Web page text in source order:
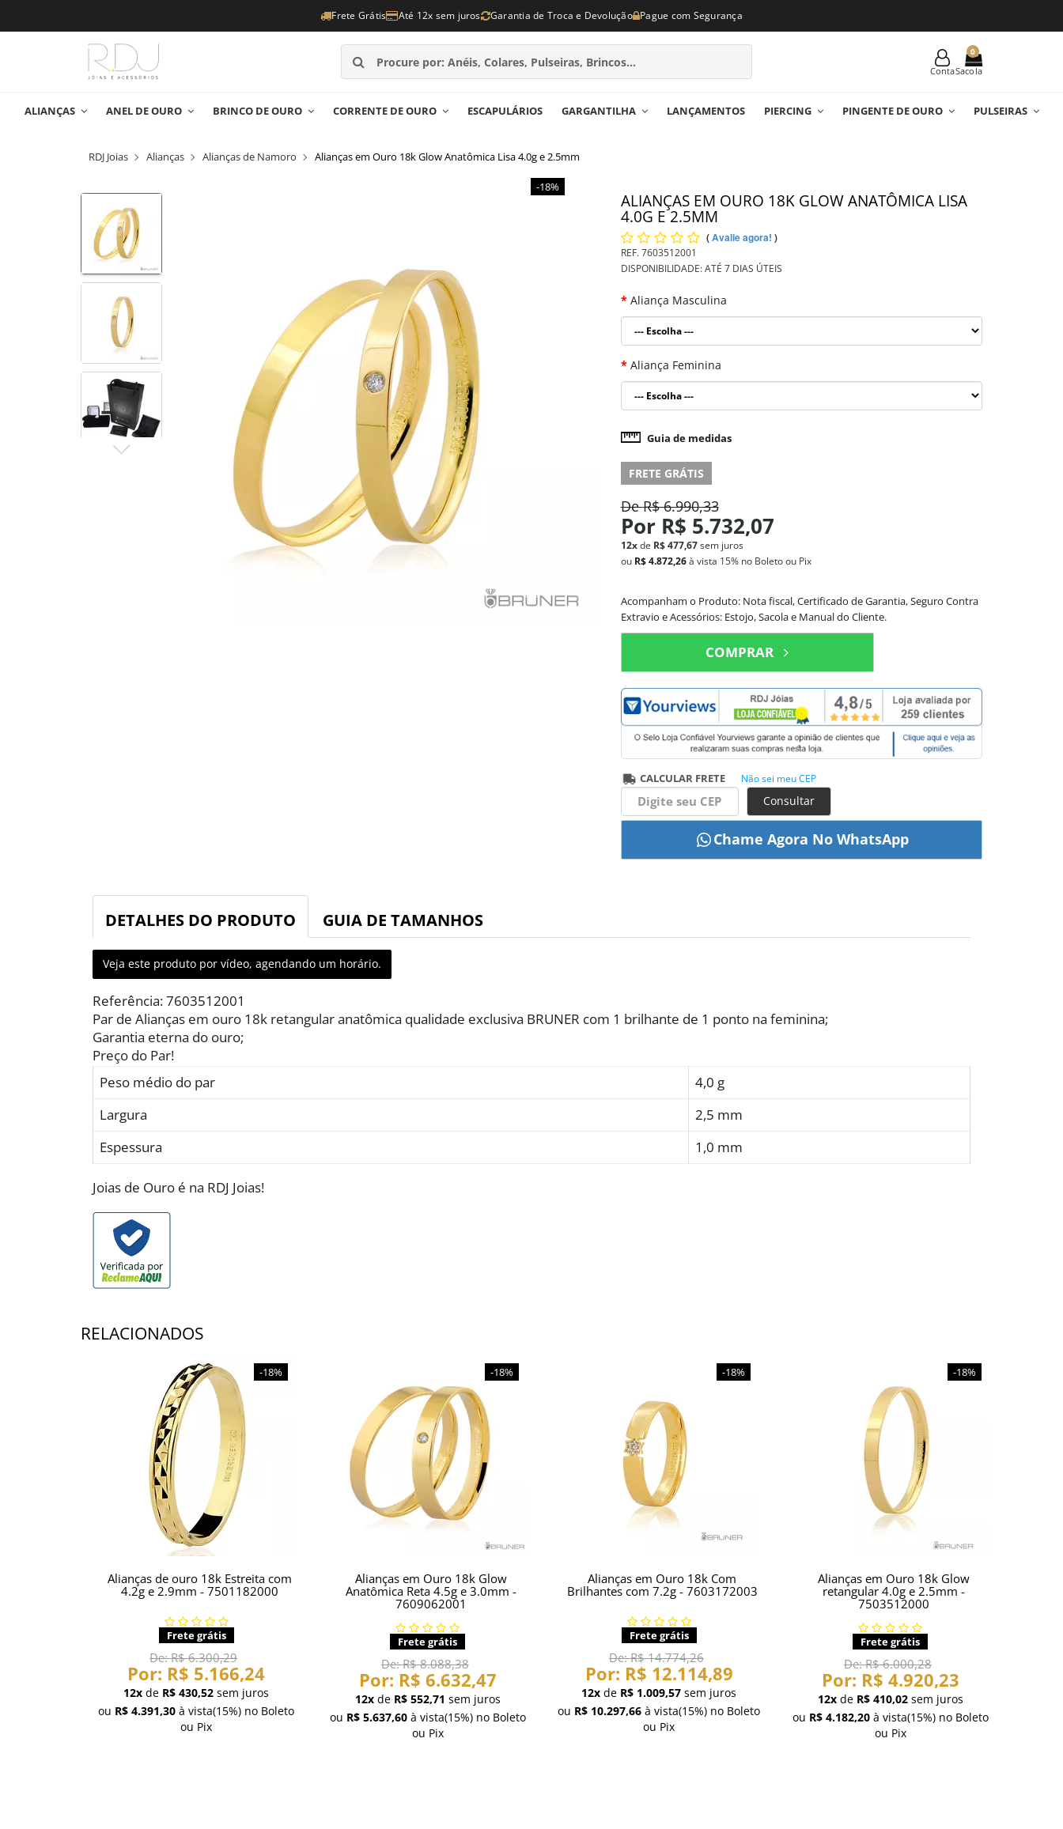
Frete Grátis Até 12x sem juros Garantia de Troca e Devolução Pague com Segurança
Conta
0
ALIANÇAS ANEL DE OURO BRINCO DE OURO CORRENTE DE OURO ESCAPULÁRIOS GARGANTILHA LANÇAMENTOS PIERCING PINGENTE DE OURO PULSEIRAS
RDJ Joias Alianças Alianças de Namoro Alianças em Ouro 18k Glow Anatômica Lisa 4.0g e 2.5mm
-18%
ALIANÇAS EM OURO 18K GLOW ANATÔMICA LISA
4.0G E 2.5MM
(Avalie agora! )
REF.7603512001
DISPONIBILIDADE:ATÉ 7 DIAS ÚTEIS
Aliança Masculina
Aliança Feminina
Guia de medidas
FRETE GRÁTIS
DeR$ 6.990,33
Por R$ 5.732,07
12xde R$ 477,67 sem juros
ou R$ 4.872,26 à vista 15% no Boleto ou Pix
Acompanham o Produto: Nota fiscal, Certificado de Garantia, Seguro Contra
Extravio e Acessórios: Estojo, Sacola e Manual do Cliente.
COMPRAR
CALCULAR FRETE Não sei meu CEP
Consultar
DETALHES DO PRODUTO GUIA DE TAMANHOS
Veja este produto por vídeo, agendando um horário.
Referência: 7603512001
Par de Alianças em ouro 18k retangular anatômica qualidade exclusiva BRUNER com 1 brilhante de 1 ponto na feminina;
Garantia eterna do ouro;
Preço do Par!
Peso médio do par
4,0 g
Largura
2,5 mm
Espessura
1,0 mm
Joias de Ouro é na RDJ Joias!
RELACIONADOS
-18%
Alianças de ouro 18k Estreita com
4.2g e 2.9mm - 7501182000
Frete grátis
De:R$ 6.300,29
Por: R$ 5.166,24
12x de R$ 430,52 sem juros
ou R$ 4.391,30 à vista(15%) no Boleto
ou Pix
-18%
Alianças em Ouro 18k Glow
Anatômica Reta 4.5g e 3.0mm -
7609062001
Frete grátis
De:R$ 8.088,38
Por: R$ 6.632,47
12xde R$ 552,71 sem juros
ou R$ 5.637,60à vista(15%)no Boleto
ou Pix
-18%
Alianças em Ouro 18k Com
Brilhantes com 7.2g - 7603172003
Frete grátis
De:R$ 14.774,26
Por: R$ 12.114,89
12x de R$ 1.009,57 sem juros
ou R$ 10.297,66 à vista(15%) no Boleto
ou Pix
-18%
Alianças em Ouro 18k Glow
retangular 4.0g e 2.5mm -
7503512000
Frete grátis
De:R$ 6.000,28
Por: R$ 4.920,23
12xde R$ 410,02 sem juros
ou R$ 4.182,20à vista(15%)no Boleto
ou Pix